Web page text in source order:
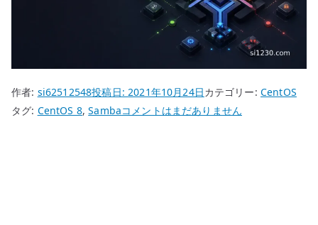
作者: si62512548投稿日:2021年10月24日カテゴリー: CentOS
タグ: CentOS 8,SambaCentOS
コメントはまだありません